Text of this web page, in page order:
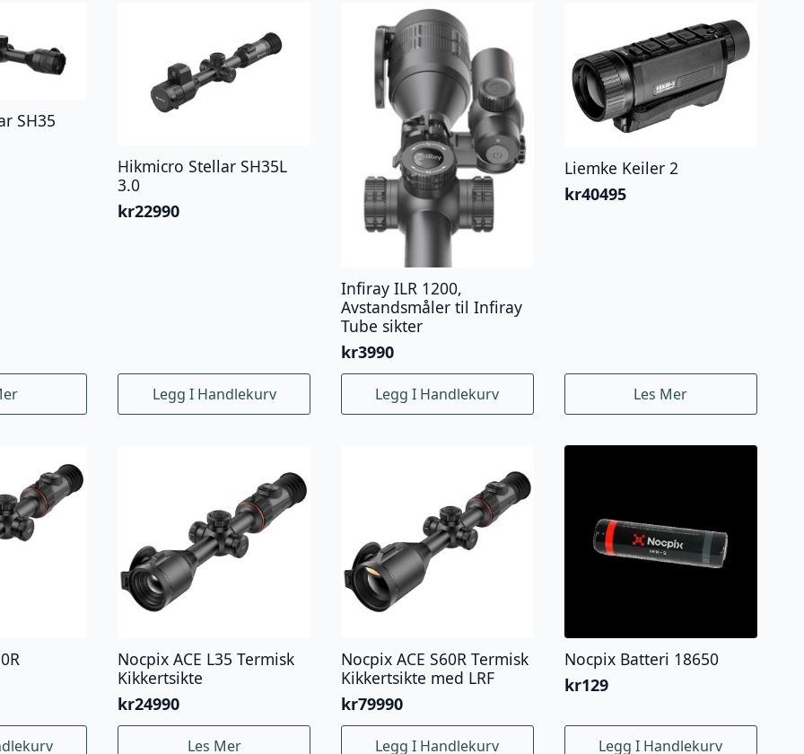
SH35
Hikmicro Stellar SH35L
3.0
kr22990
Legg I Handlekurv
Infiray ILR 1200,
Avstandsmåler til Infiray
Tube sikter
kr3990
Legg I Handlekurv
Liemke Keiler 2
kr40495
Les Mer
Nocpix ACE L35 Termisk
Kikkertsikte
kr24990
Les Mer
Nocpix ACE S60R Termisk
Kikkertsikte med LRF
kr79990
Legg I Handlekurv
Nocpix Batteri 18650
kr129
Legg I Handlekurv